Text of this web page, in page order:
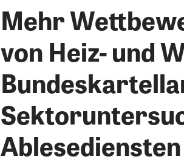
Mehr
von Heiz- und
Ablesediensten